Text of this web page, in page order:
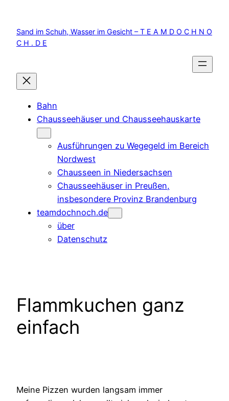
springen
Sand im Schuh, Wasser im Gesicht – T E A M D O C H N O
C H . D E
Bahn
Chausseehäuser und Chausseehauskarte
Ausführungen zu Wegegeld im Bereich
Nordwest
Chausseen in Niedersachsen
Chausseehäuser in Preußen,
insbesondere Provinz Brandenburg
teamdochnoch.de
über
Datenschutz
Flammkuchen ganz
einfach
Meine Pizzen wurden langsam immer